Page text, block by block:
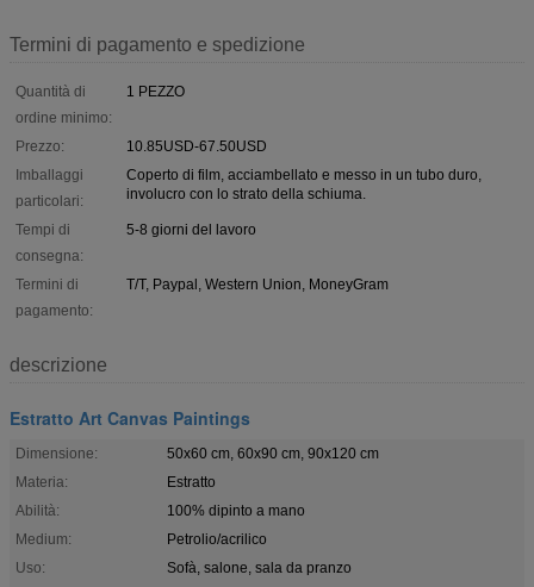
Termini di pagamento e spedizione
Quantità di
ordine minimo:
1 PEZZO
Prezzo:
10.85USD-67.50USD
Imballaggi
particolari:
Coperto di film, acciambellato e messo in un tubo duro,
involucro con lo strato della schiuma.
Tempi di
consegna:
5-8 giorni del lavoro
Termini di
pagamento:
T/T, Paypal, Western Union, MoneyGram
descrizione
Estratto Art Canvas Paintings
Dimensione:
50x60 cm, 60x90 cm, 90x120 cm
Materia:
Estratto
Abilità:
100% dipinto a mano
Medium:
Petrolio/acrilico
Uso:
Sofà, salone, sala da pranzo